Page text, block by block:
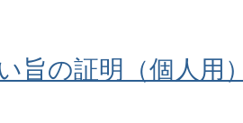
旨の証明（個人用